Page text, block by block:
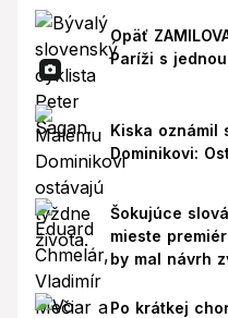
Opäť
Paríži s
Kiska oznámil
Dominikovi:
Šokujúce
mieste
by mal návrh
Po krátkej